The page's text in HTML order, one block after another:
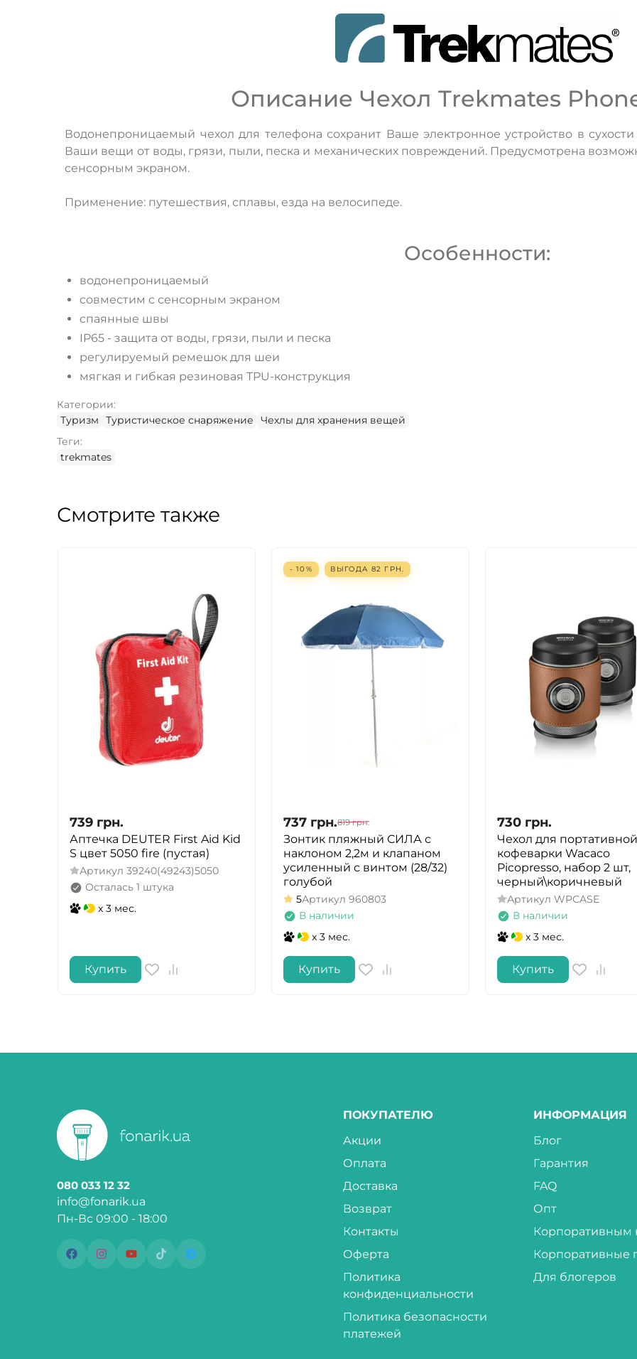
Описание Чехол Trekmates
Водонепроницаемый чехол для телефона сохранит Ваше электронное устройство в
Ваши вещи от воды, грязи, пыли, песка и механических повреждений. Предусмотрена
сенсорным экраном.
Применение: путешествия, сплавы, езда на велосипеде.
Особенности:
водонепроницаемый
совместим с сенсорным экраном
спаянные швы
IP65 - защита от воды, грязи, пыли и песка
регулируемый ремешок для шеи
мягкая и гибкая резиновая TPU-конструкция
Категории:
Туризм
Туристическое снаряжение
Чехлы для хранения вещей
Теги:
trekmates
Смотрите также
739 грн.
Аптечка DEUTER First Aid Kid
S цвет 5050 fire (пустая)
Артикул 39240(49243)5050
Осталась 1 штука
x 3 мес.
Купить
- 10% ВЫГОДА 82 ГРН.
737 грн.819 грн.
Зонтик пляжный СИЛА с
наклоном 2,2м и клапаном
усиленный с винтом (28/32)
голубой
5Артикул 960803
В наличии
x 3 мес.
Купить
730 грн.
Чехол для портативной
кофеварки Wacaco
Picopresso, набор 2 шт,
черный\коричневый
Артикул WPCASE
В наличии
x 3 мес.
Купить
080 033 12 32
info@fonarik.ua
Пн-Вс 09:00 - 18:00
ПОКУПАТЕЛЮ
Акции
Оплата
Доставка
Возврат
Контакты
Оферта
Политика
конфиденциальности
Политика безопасности
платежей
ИНФОРМАЦИЯ
Блог
Гарантия
FAQ
Опт
Корпоративным
Корпоративные
Для блогеров